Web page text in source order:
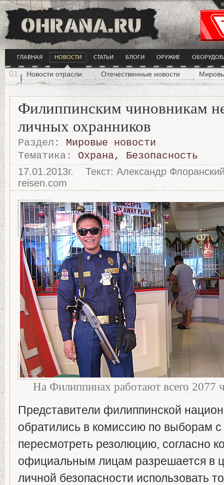
ГЛАВНАЯ НОВОСТИ СТАТЬИ БЛОГИ ОРУЖИЕ
Новости отрасли Отечественные новости
Филиппинским чиновникам
личных охранников
Раздел:
Мировые новости
Тематика:
Охрана, Безопасность
17.01.2013г.
Текст: Александр
reisen.com
На Филиппинах работают всего 2077
Представители филиппинской
обратились в комиссию по выборам с
пересмотреть резолюцию, согласно
официальным лицам разрешается в
личной безопасности использовать